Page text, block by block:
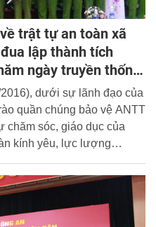
trật tự an toàn xã
lập thành tích
ngày truyền thống
lý hành chính về
dưới sự lãnh đạo của
quần chúng bảo vệ ANTT
chăm sóc, giáo dục của
kính yêu, lực lượng
vững mạnh qua các giai
hy sinh và chiến thắng vẻ
tin, sự kỳ vọng của Đảng,